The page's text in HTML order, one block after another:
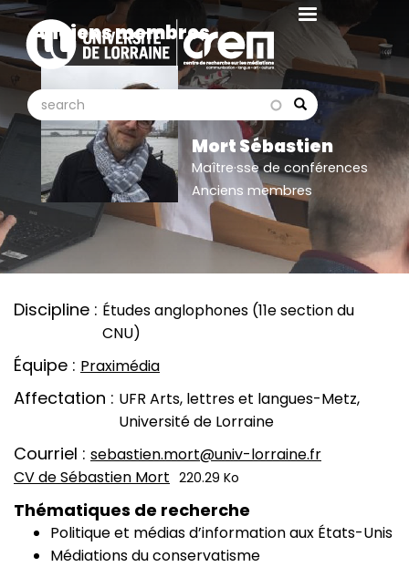
Aller
contenu
Search
search search
Anciens membres
Mort Sébastien
Maître·sse de conférences
Anciens membres
Discipline
Études anglophones (11e section du
CNU)
Équipe Praximédia
Affectation
UFR Arts, lettres et langues-Metz,
Université de Lorraine
Courriel sebastien.mort@univ-lorraine.fr
CV
CV de Sébastien Mort 220.29 Ko
Thématiques de recherche
Politique et médias d’information aux États-Unis
Médiations du conservatisme